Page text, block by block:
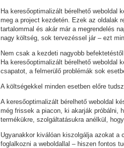
Ha keresőoptimalizált bérelhető weboldal
meg a project kezdetén. Ezek az oldalak
tartalommal és akár már a megrendelés
nagy költség, sok tervezéssel jár – ezt
Nem csak a kezdeti nagyobb
Ha keresőoptimalizált bérelhető weboldal
csapatot, a felmerülő problémák sok
A költségekkel minden esetben előre
A keresőoptimalizált bérelhető weboldal
még frissek a piacon, ki akarják próbálni,
termékükre, szolgáltatásukra anélkül,
Ugyanakkor kiválóan kiszolgálja azokat
foglalkozni a weboldallal – hiszen fontos